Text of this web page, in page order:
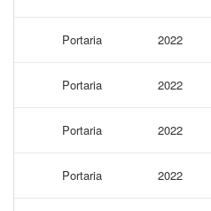
Portaria 2022
Portaria 2022
Portaria 2022
Portaria 2022